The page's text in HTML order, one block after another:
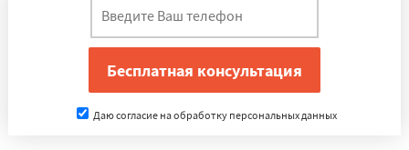
Даю согласие на обработку персональных данных